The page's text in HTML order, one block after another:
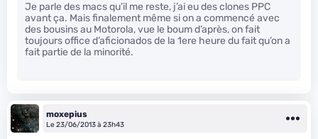
Je parle des macs qu’il me reste, j’ai eu des clones PPC
avant ça. Mais finalement même si on a commencé avec
des bousins au Motorola, vue le boum d’après, on fait
toujours office d’aficionados de la 1ere heure du fait qu’on a
fait partie de la minorité.
moxepius
Le 23/06/2013 à 23h43